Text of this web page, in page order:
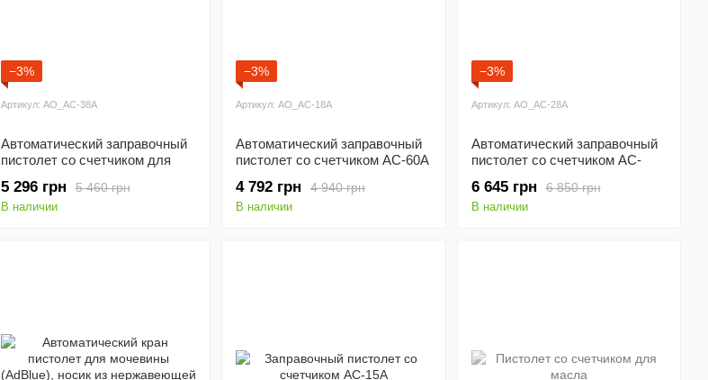
−3%
Артикул: AO_AC-38A
Автоматический заправочный
пистолет со счетчиком для
5 460 грн
5 296 грн
В наличии
−3%
Артикул: AO_AC-18A
Автоматический заправочный
пистолет со счетчиком AC-60A
4 940 грн
4 792 грн
В наличии
−3%
Артикул: AO_AC-28A
Автоматический заправочный
пистолет со счетчиком AC-
6 850 грн
6 645 грн
В наличии